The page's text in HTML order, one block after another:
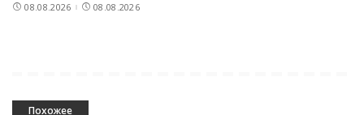
08.08.2026 08.08.2026
Похожее